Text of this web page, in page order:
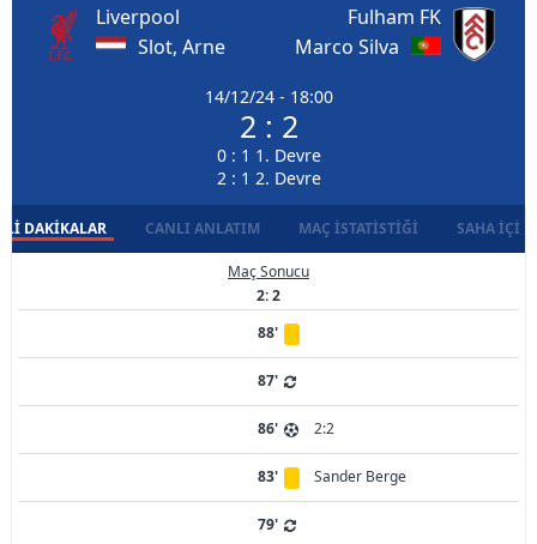
Liverpool
Slot, Arne
14/12/24 - 18:00
2 : 2
0 : 1 1. Devre
2 : 1 2. Devre
Fulham FK
Marco Silva
DAKIKALAR CANLI ANLATIM MAÇ İSTATISTIĞI SAHA İÇI
Maç Sonucu
2: 2
88'
87'
86' 2:2
83' Sander Berge
79'